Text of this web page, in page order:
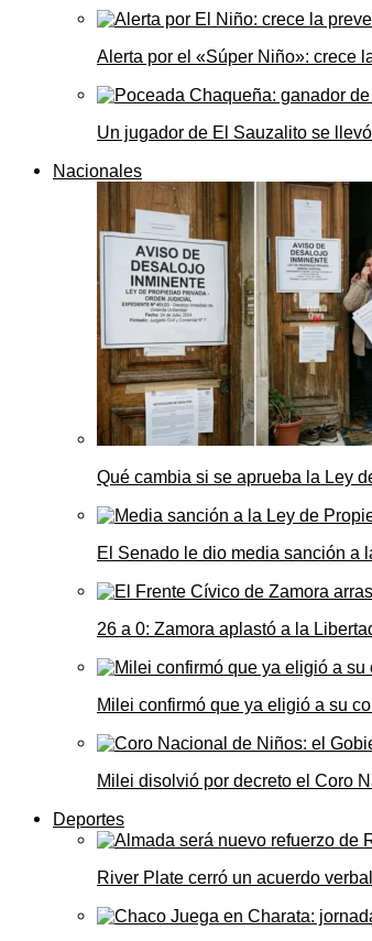
Alerta por el «Súper Niño»: crece
Un jugador de El Sauzalito se
Nacionales
Qué cambia si se aprueba la Ley
El Senado le dio media sanción a
26 a 0: Zamora aplastó a la
Milei confirmó que ya eligió a su
Milei disolvió por decreto el Coro
Deportes
River Plate cerró un acuerdo